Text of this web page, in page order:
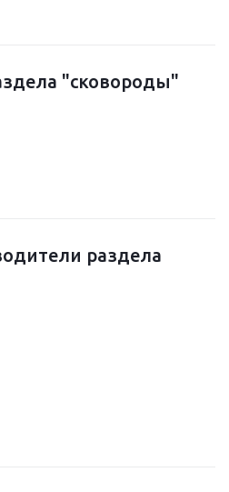
"сковороды"
раздела